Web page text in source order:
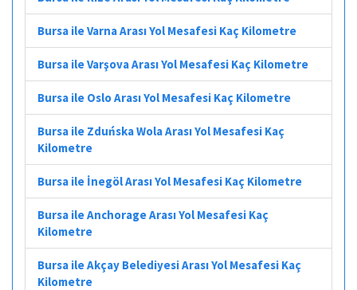
Bursa ile Varna Arası Yol Mesafesi Kaç Kilometre
Bursa ile Varşova Arası Yol Mesafesi Kaç Kilometre
Bursa ile Oslo Arası Yol Mesafesi Kaç Kilometre
Bursa ile Zduńska Wola Arası Yol Mesafesi Kaç
Kilometre
Bursa ile İnegöl Arası Yol Mesafesi Kaç Kilometre
Bursa ile Anchorage Arası Yol Mesafesi Kaç
Kilometre
Bursa ile Akçay Belediyesi Arası Yol Mesafesi Kaç
Kilometre